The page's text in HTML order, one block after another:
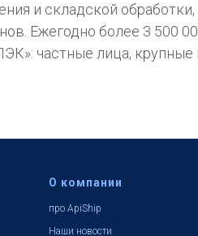
и складской
Ежегодно более 3 500
частные лица,
О компании
про ApiShip
Наши новости